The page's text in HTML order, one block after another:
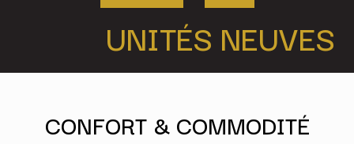
UNITÉS NEUVES
CONFORT & COMMODITÉ